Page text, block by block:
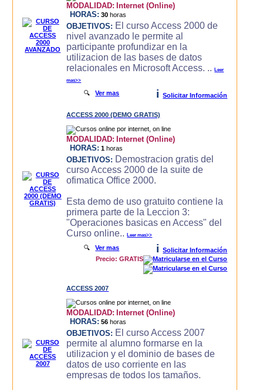
MODALIDAD: Internet (Online)
HORAS: 30 horas
OBJETIVOS: El curso Access 2000 de
nivel avanzado le permite al
participante profundizar en la
utilizacion de las bases de datos
relacionales en Microsoft Access. ..Leer
mas>>
🔍Ver mas i Solicitar Información
ACCESS 2000 (DEMO GRATIS)
MODALIDAD: Internet (Online)
HORAS: 1 horas
OBJETIVOS: Demostracion gratis del
curso Access 2000 de la suite de
ofimatica Office 2000.
Esta demo de uso gratuito contiene la
primera parte de la Leccion 3:
"Operaciones basicas en Access" del
Curso online..Leer mas>>
🔍Ver mas i
Solicitar Información
Precio: GRATIS
ACCESS 2007
MODALIDAD: Internet (Online)
HORAS: 56 horas
OBJETIVOS: El curso Access 2007
permite al alumno formarse en la
utilizacion y el dominio de bases de
datos de uso corriente en las
empresas de todos los tamaños.